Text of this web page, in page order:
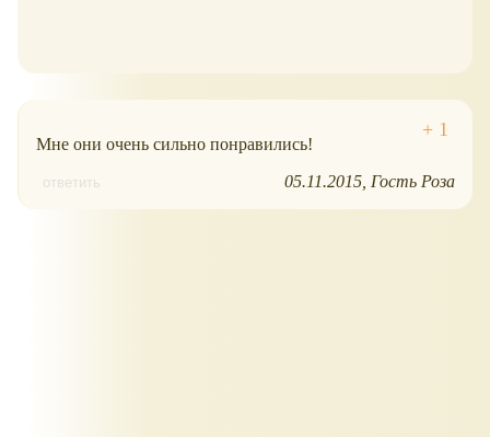
Мне они очень сильно понравились!
ответить 05.11.2015 Гость Роза